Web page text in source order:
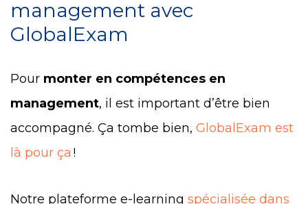
management avec
GlobalExam
Pour monter en compétences en
management, il est important d’être bien
accompagné. Ça tombe bien, GlobalExam est
là pour ça !
Notre plateforme e-learning spécialisée dans